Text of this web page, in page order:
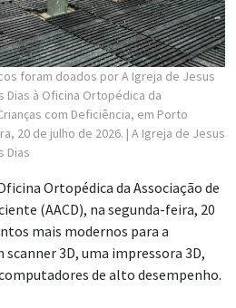
foram doados por A Igreja de Jesus
Dias à Oficina Ortopédica da
com Deficiência, em Porto
20 de julho de 2026. | A Igreja de Jesus
Dias
Ortopédica da Associação de
(AACD), na segunda-feira, 20
mais modernos para a
3D, uma impressora 3D,
de alto desempenho.